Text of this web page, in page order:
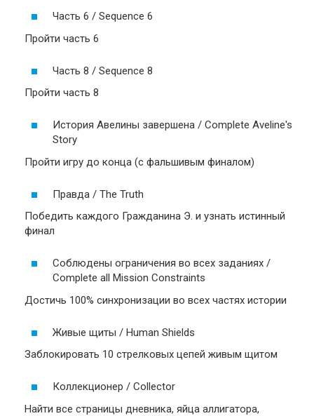
Часть 6 / Sequence 6
Пройти часть 6
Часть 8 / Sequence 8
Пройти часть 8
История Авелины завершена / Complete Aveline's
Story
Пройти игру до конца (с фальшивым финалом)
Правда / The Truth
Победить каждого Гражданина Э. и узнать истинный
финал
Соблюдены ограничения во всех заданиях /
Complete all Mission Constraints
Достичь 100% синхронизации во всех частях истории
Живые щиты / Human Shields
Заблокировать 10 стрелковых цепей живым щитом
Коллекционер / Collector
Найти все страницы дневника, яйца аллигатора,